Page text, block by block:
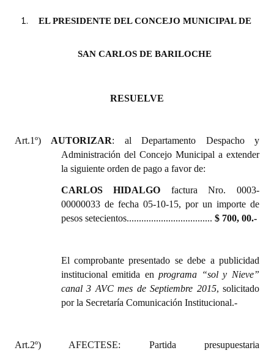
Audiencias Públicas - Registro
Mujeres que Dejaron Huellas - Registro
Periodistas Decanos - Registro
Ciudadano Ilustre - Registro
Huéspedes de Honor - Registro
Antiguos Pobladores - Registro
EL PRESIDENTE DEL CONCEJO MUNICIPAL DE
SAN CARLOS DE BARILOCHE
RESUELVE
Art.1º) AUTORIZAR: al Departamento Despacho y
Administración del Concejo Municipal a extender
la siguiente orden de pago a favor de:
CARLOS HIDALGO
factura Nro. 0003-
00000033 de fecha 05-10-15, por un importe de
pesos setecientos................................... $ 700, 00.-
El comprobante presentado se debe a publicidad
institucional emitida enprograma “sol y Nieve”
canal 3 AVC mes de Septiembre 2015, solicitado
por la Secretaría Comunicación Institucional.-
Art.2º) AFECTESE: Partida presupuestaria